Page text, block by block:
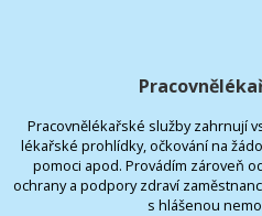
Pracovnělékařské služby zahrnují
lékařské prohlídky, očkování na
pomoci apod. Provádím zároveň
ochrany a podpory zdraví
s hlášenou